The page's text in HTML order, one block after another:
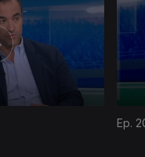
Ep.